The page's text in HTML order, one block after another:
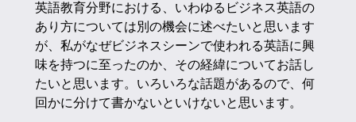
英語教育分野における、いわゆるビジネス英語の
あり方については別の機会に述べたいと思います
が、私がなぜビジネスシーンで使われる英語に興
味を持つに至ったのか、その経緯についてお話し
たいと思います。いろいろな話題があるので、何
回かに分けて書かないといけないと思います。